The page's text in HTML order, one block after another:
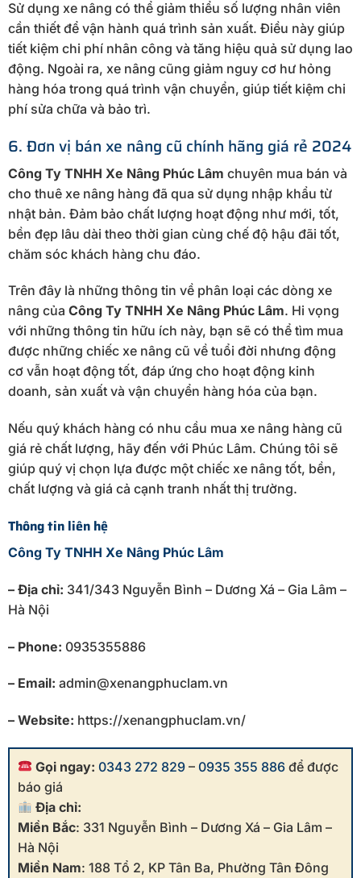
Sử dụng xe nâng có thể giảm thiểu số lượng nhân viên
cần thiết để vận hành quá trình sản xuất. Điều này giúp
tiết kiệm chi phí nhân công và tăng hiệu quả sử dụng lao
động. Ngoài ra, xe nâng cũng giảm nguy cơ hư hỏng
hàng hóa trong quá trình vận chuyển, giúp tiết kiệm chi
phí sửa chữa và bảo trì.
6. Đơn vị bán xe nâng cũ chính hãng giá rẻ 2024
Công Ty TNHH Xe Nâng Phúc Lâm chuyên mua bán và
cho thuê xe nâng hàng đã qua sử dụng nhập khẩu từ
nhật bản. Đảm bảo chất lượng hoạt động như mới, tốt,
bền đẹp lâu dài theo thời gian cùng chế độ hậu đãi tốt,
chăm sóc khách hàng chu đáo.
Trên đây là những thông tin về phân loại các dòng xe
nâng của Công Ty TNHH Xe Nâng Phúc Lâm. Hi vọng
với những thông tin hữu ích này, bạn sẽ có thể tìm mua
được những chiếc xe nâng cũ về tuổi đời nhưng động
cơ vẫn hoạt động tốt, đáp ứng cho hoạt động kinh
doanh, sản xuất và vận chuyển hàng hóa của bạn.
Nếu quý khách hàng có nhu cầu mua xe nâng hàng cũ
giá rẻ chất lượng, hãy đến với Phúc Lâm. Chúng tôi sẽ
giúp quý vị chọn lựa được một chiếc xe nâng tốt, bền,
chất lượng và giá cả cạnh tranh nhất thị trường.
Thông tin liên hệ
Công Ty TNHH Xe Nâng Phúc Lâm
– Địa chỉ: 341/343 Nguyễn Bình – Dương Xá – Gia Lâm –
Hà Nội
– Phone: 0935355886
– Email: admin@xenangphuclam.vn
– Website: https://xenangphuclam.vn/
Gọi ngay: 0343 272 829 –0935 355 886 để được
báo giá
Địa chỉ:
Miền Bắc: 331 Nguyễn Bình – Dương Xá – Gia Lâm –
Hà Nội
Miền Nam: 188 Tổ 2, KP Tân Ba, Phường Tân Đông